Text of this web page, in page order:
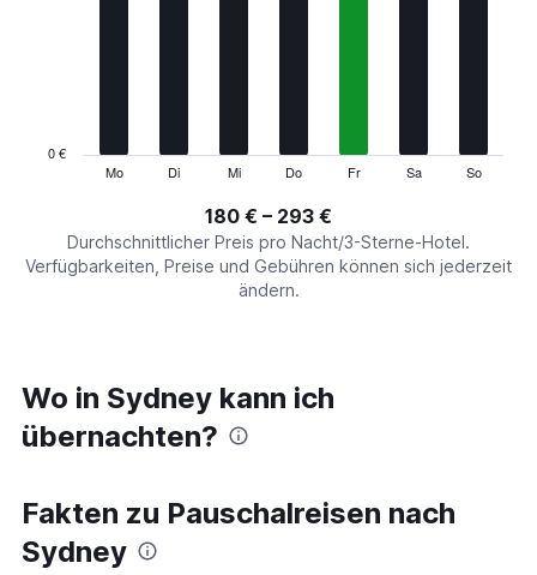
values.
Range:
Mo Di Mi Do Fr Sa So
0 €
180 € – 293 €
Durchschnittlicher Preis pro Nacht/3-Sterne-Hotel.
Verfügbarkeiten, Preise und Gebühren können sich jederzeit
ändern.
Wo in Sydney kann ich
übernachten?
Fakten zu Pauschalreisen nach
Sydney